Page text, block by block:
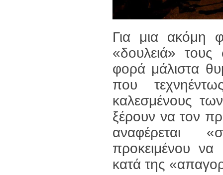
Για μια ακόμη
«δουλειά» τους
φορά μάλιστα
που
καλεσμένους
ξέρουν να τον
αναφέρεται
προκειμένου
κατά της